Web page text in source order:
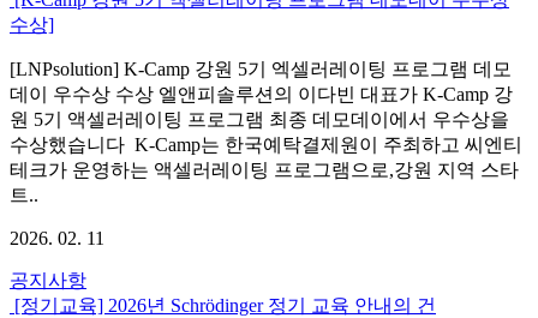
수상]
[LNPsolution] K-Camp 강원 5기 엑셀러레이팅 프로그램 데모
데이 우수상 수상 엘앤피솔루션의 이다빈 대표가 K-Camp 강
원 5기 액셀러레이팅 프로그램 최종 데모데이에서 우수상을
수상했습니다 K-Camp는 한국예탁결제원이 주최하고 씨엔티
테크가 운영하는 액셀러레이팅 프로그램으로,강원 지역 스타
트..
2026. 02. 11
공지사항
[정기교육] 2026년 Schrödinger 정기 교육 안내의 건